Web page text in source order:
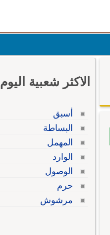
الاكثر شعبية اليوم
أسبق
البساطة
المهمل
الوارد
الوصول
حرم
مرشوش